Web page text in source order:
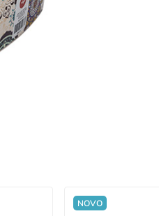
NOVO